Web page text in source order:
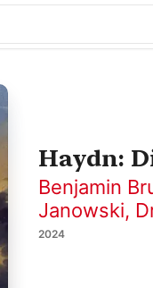
Haydn:
Benjamin
Janowski,
2024